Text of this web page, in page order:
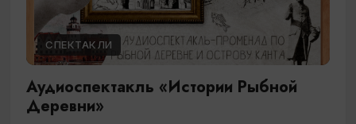
СПЕКТАКЛИ
Аудиоспектакль «Истории Рыбной
Деревни»